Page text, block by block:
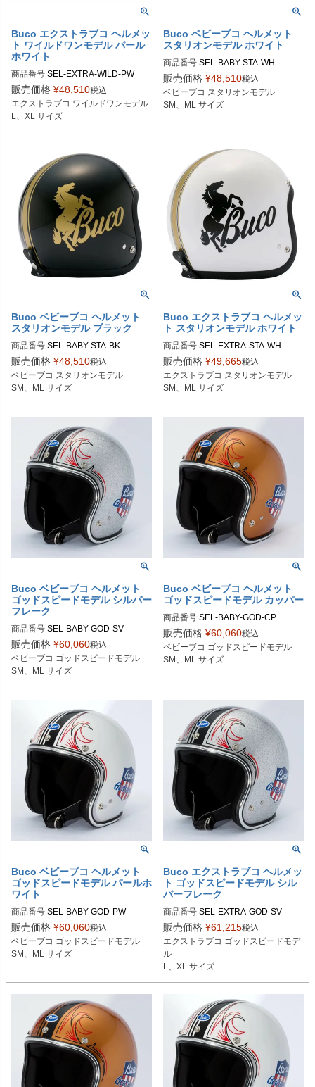
Buco エクストラブコ ヘルメッ
ト ワイルドワンモデル パール
ホワイト
商品番号 SEL-EXTRA-WILD-PW
Lサイズ商品コード：0107EBCAWO
015
O016
Buco（ブコ）
販売価格 ¥48,510税込
エクストラブコ ワイルドワンモデル
L、XL サイズ
Buco ベビーブコ ヘルメット
スタリオンモデル ホワイト
商品番号 SEL-BABY-STA-WH
SMサイズ商品コード：0107BBCST
013
Buco（ブコ）
販売価格 ¥48,510税込
ベビーブコ スタリオンモデル
SM、ML サイズ
Buco ベビーブコ ヘルメット
スタリオンモデル ブラック
商品番号 SEL-BABY-STA-BK
SMサイズ商品コード：0107BBCST
023
24
Buco（ブコ）
販売価格 ¥48,510税込
ベビーブコ スタリオンモデル
SM、ML サイズ
Buco エクストラブコ ヘルメッ
ト スタリオンモデル ホワイト
商品番号 SEL-EXTRA-STA-WH
Lサイズ商品コード：0107EBCST01
5
16
Buco（ブコ）
販売価格 ¥49,665税込
エクストラブコ スタリオンモデル
SM、ML サイズ
Buco ベビーブコ ヘルメット
ゴッドスピードモデル シルバー
フレーク
商品番号 SEL-BABY-GOD-SV
SMサイズ商品コード：0107BBCGS
083
084
Buco（ブコ）
販売価格 ¥60,060税込
ベビーブコ ゴッドスピードモデル
SM、ML サイズ
Buco ベビーブコ ヘルメット
ゴッドスピードモデル カッパー
商品番号 SEL-BABY-GOD-CP
SMサイズ商品コード：0107BBCGS
513
Buco（ブコ）
販売価格 ¥60,060税込
ベビーブコ ゴッドスピードモデル
SM、ML サイズ
Buco ベビーブコ ヘルメット
ゴッドスピードモデル パールホ
ワイト
商品番号 SEL-BABY-GOD-PW
SMサイズ商品コード：0107BBCGS
013
Buco（ブコ）
販売価格 ¥60,060税込
ベビーブコ ゴッドスピードモデル
SM、ML サイズ
Buco エクストラブコ ヘルメッ
ト ゴッドスピードモデル シル
バーフレーク
商品番号 SEL-EXTRA-GOD-SV
Lサイズ商品コード：0107EBCGS08
5
XLサイズ商品コード：0107EBCGS0
Buco（ブコ）
販売価格 ¥61,215税込
エクストラブコ ゴッドスピードモデ
ル
L、XL サイズ